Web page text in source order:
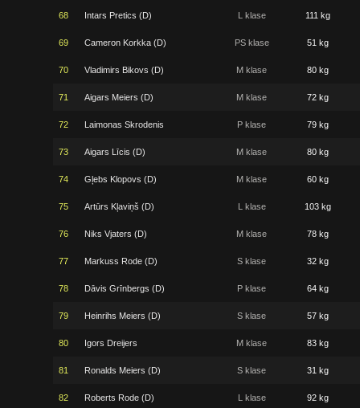
68 Intars Pretics (D) L klase 111 kg
69 Cameron Korkka (D) PS klase 51 kg
70 Vladimirs Bikovs (D) M klase 80 kg
71 Aigars Meiers (D) M klase 72 kg
72 Laimonas Skrodenis P klase 79 kg
73 Aigars Līcis (D) M klase 80 kg
74 Gļebs Klopovs (D) M klase 60 kg
75 Artūrs Kļaviņš (D) L klase 103 kg
76 Niks Vjaters (D) M klase 78 kg
77 Markuss Rode (D) S klase 32 kg
78 Dāvis Grīnbergs (D) P klase 64 kg
79 Heinrihs Meiers (D) S klase 57 kg
80 Igors Dreijers M klase 83 kg
81 Ronalds Meiers (D) S klase 31 kg
82 Roberts Rode (D) L klase 92 kg